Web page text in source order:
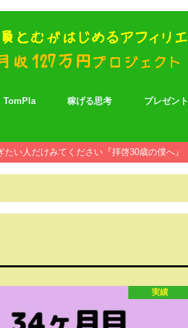
TomPla 稼げる思考 プレゼント
たい人だけみてください『拝啓30歳の僕へ』
実績